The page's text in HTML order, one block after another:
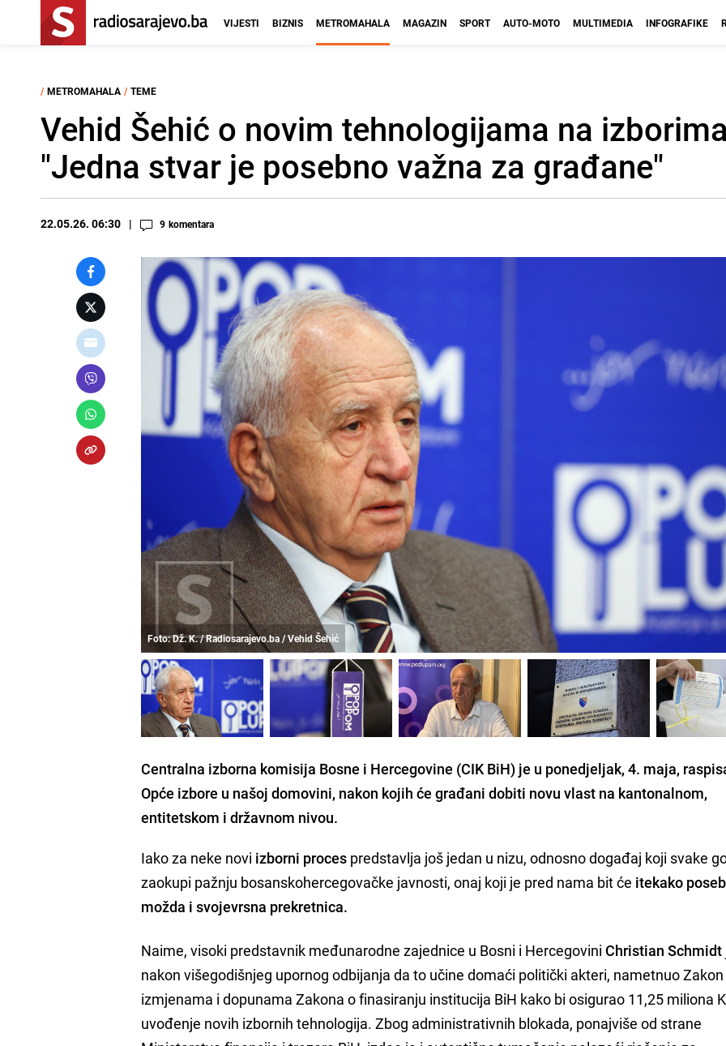
VIJESTI BIZNIS METROMAHALA MAGAZIN SPORT AUTO-MOTO MULTIMEDIA INFOGRAFIKE
/ METROMAHALA / TEME
Vehid Šehić o novim tehnologijama na
"Jedna stvar je posebno važna za građane"
22.05.26. 06:30 9 komentara
Foto: Dž. K. / Radiosarajevo.ba / Vehid Šehić
Centralna izborna komisija Bosne i Hercegovine (CIK BiH) je u ponedjeljak, 4. maja,
Opće izbore u našoj domovini, nakon kojih će građani dobiti novu vlast na kantonalnom,
entitetskom i državnom nivou.
Iako za neke novi izborni proces predstavlja još jedan u nizu, odnosno događaj koji svake
zaokupi pažnju bosanskohercegovačke javnosti, onaj koji je pred nama bit će itekako
možda i svojevrsna prekretnica.
Naime, visoki predstavnik međunarodne zajednice u Bosni i HercegoviniChristian Schmidt
nakon višegodišnjeg upornog odbijanja da to učine domaći politički akteri, nametnuo
izmjenama i dopunama Zakona o finasiranju institucija BiH kako bi osigurao 11,25 miliona
uvođenje novih izbornih tehnologija. Zbog administrativnih blokada, ponajviše od strane